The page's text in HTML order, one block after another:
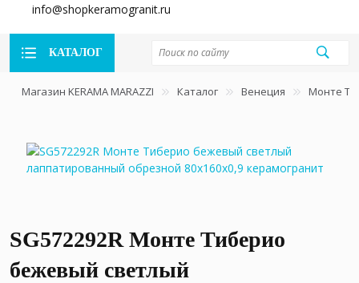
info@shopkeramogranit.ru
КАТАЛОГ
Магазин KERAMA MARAZZI Каталог Венеция Монте
SG572292R Монте Тиберио
бежевый светлый